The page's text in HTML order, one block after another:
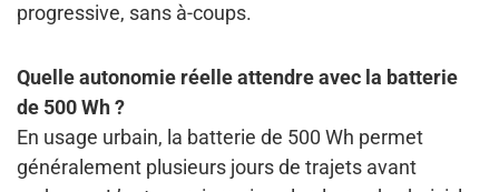
progressive, sans à-coups.
Quelle autonomie réelle attendre avec la batterie
de 500 Wh ?
En usage urbain, la batterie de 500 Wh permet
généralement plusieurs jours de trajets avant